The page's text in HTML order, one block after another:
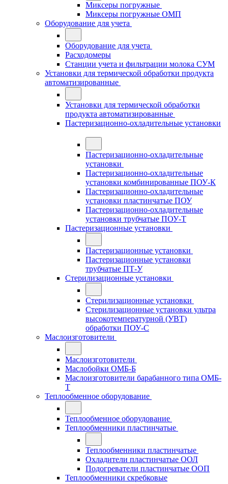
Миксеры погружные
Миксеры погружные ОМП
Оборудование для учета
Оборудование для учета
Расходомеры
Станции учета и фильтрации молока СУМ
Установки для термической обработки продукта
автоматизированные
Установки для термической обработки
продукта автоматизированные
Пастеризационно-охладительные установки
Пастеризационно-охладительные
установки
Пастеризационно-охладительные
установки комбинированные ПОУ-К
Пастеризационно-охладительные
установки пластинчатые ПОУ
Пастеризационно-охладительные
установки трубчатые ПОУ-Т
Пастеризационные установки
Пастеризационные установки
Пастеризационные установки
трубчатые ПТ-У
Стерилизационные установки
Стерилизационные установки
Стерилизационные установки ультра
высокотемпературной (УВТ)
обработки ПОУ-С
Маслоизготовители
Маслоизготовители
Маслобойки ОМБ-Б
Маслоизготовители барабанного типа ОМБ-
Т
Теплообменное оборудование
Теплообменное оборудование
Теплообменники пластинчатые
Теплообменники пластинчатые
Охладители пластинчатые ООЛ
Подогреватели пластинчатые ООП
Теплообменники скребковые